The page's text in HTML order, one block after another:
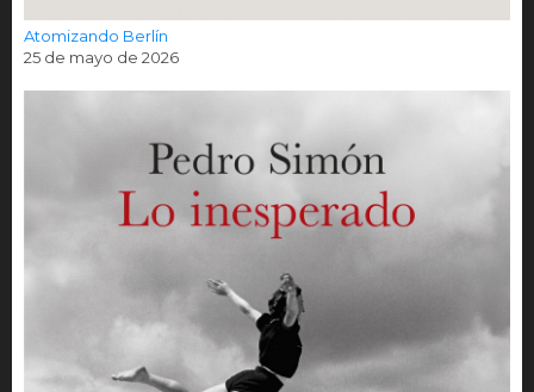
Atomizando Berlín
25 de mayo de 2026